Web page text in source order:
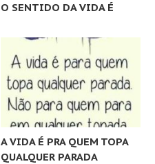
O SENTIDO DA VIDA É
A VIDA É PRA QUEM TOPA
QUALQUER PARADA